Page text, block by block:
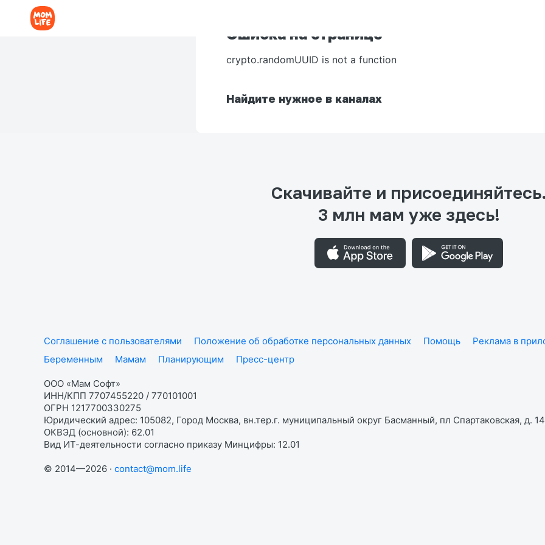
Ошибка на странице
crypto.randomUUID is not a function
Найдите нужное в каналах
Скачивайте и присоединяйтесь.
3 млн мам уже здесь!
Соглашение с пользователями Положение об обработке персональных данных Помощь Реклама в
Беременным
Мамам Планирующим Пресс-центр
ООО «Мам Софт»
ИНН/КПП 7707455220 / 770101001
ОГРН 1217700330275
Юридический адрес: 105082, Город Москва, вн.тер.г. муниципальный округ Басманный, пл Спартаковская, д.
ОКВЭД (основной): 62.01
Вид ИТ-деятельности согласно приказу Минцифры: 12.01
© 2014—2026 · contact@mom.life